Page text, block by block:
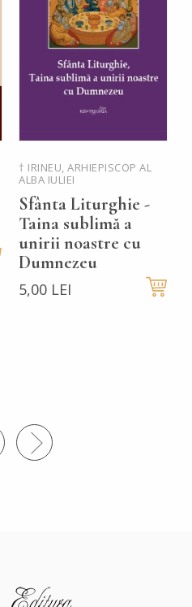
† IRINEU, ARHIEPISCOP AL
ALBA IULIEI
Sfânta Liturghie -
Taina sublimă a
unirii noastre cu
Dumnezeu
5,00 LEI